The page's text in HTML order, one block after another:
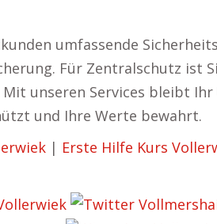
umfassende
Für Zentralschutz ist
unseren Services bleibt
und Ihre Werte bewahrt.
| Erste Hilfe Kurs